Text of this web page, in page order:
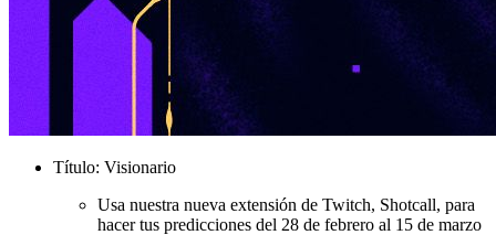
Título: Visionario
Usa nuestra nueva extensión de Twitch, Shotcall, para
hacer tus predicciones del 28 de febrero al 15 de marzo